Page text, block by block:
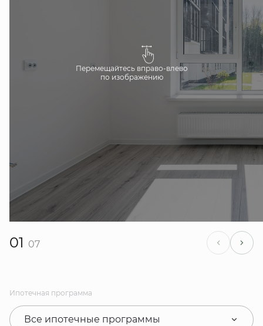
Перемещайтесь вправо-влево
по изображению
01 07
Ипотечная программа
Все ипотечные программы